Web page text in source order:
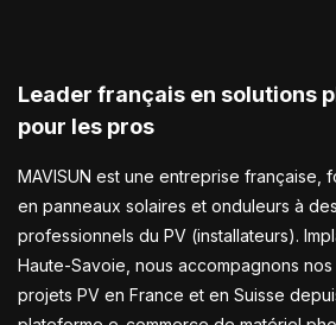
Leader français en solutions
pour les pros
MAVISUN est une entreprise française,
en panneaux solaires et onduleurs à
professionnels du PV (installateurs).
Haute-Savoie, nous accompagnons
projets PV en France et en Suisse